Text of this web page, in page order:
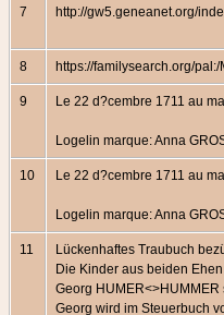
7 http://gw5.geneanet.org/
8 https://familysearch.org/
9 Le 22 d?cembre 1711 au
Logelin marque: Anna
10 Le 22 d?cembre 1711 au
Logelin marque: Anna
11
Lückenhaftes Traubuch
Die Kinder aus beiden
Georg
Georg wird im Steuerbuch